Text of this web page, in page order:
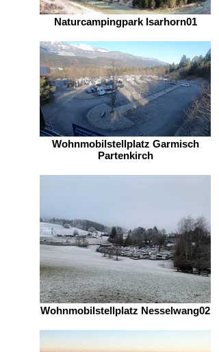
Naturcampingpark Isarhorn01
Wohnmobilstellplatz Garmisch
Partenkirch
Wohnmobilstellplatz Nesselwang02